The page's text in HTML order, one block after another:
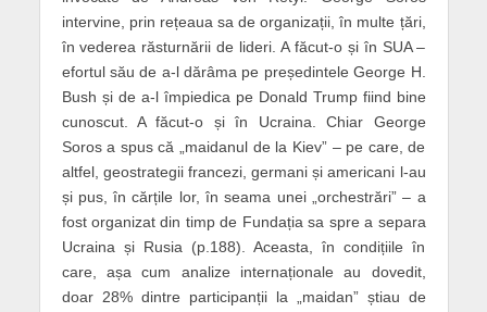
intervine, prin rețeaua sa de organizații, în multe țări,
în vederea răsturnării de lideri. A făcut-o și în SUA –
efortul său de a-l dărâma pe președintele George H.
Bush și de a-l împiedica pe Donald Trump fiind bine
cunoscut. A făcut-o și în Ucraina. Chiar George
Soros a spus că „maidanul de la Kiev” – pe care, de
altfel, geostrategii francezi, germani și americani l-au
și pus, în cărțile lor, în seama unei „orchestrări” – a
fost organizat din timp de Fundația sa spre a separa
Ucraina și Rusia (p.188). Aceasta, în condițiile în
care, așa cum analize internaționale au dovedit,
doar 28% dintre participanții la „maidan” știau de